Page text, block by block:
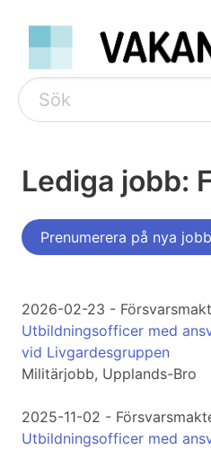
Lediga jobb:
Prenumerera på nya
2026-02-23 -
Utbildningsofficer med
vid Livgardesgruppen
Militärjobb, Upplands-Bro
2025-11-02 -
Utbildningsofficer med